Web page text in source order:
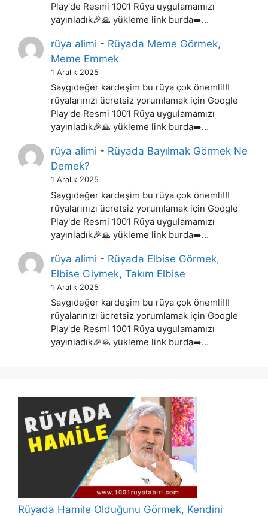
Play'de Resmi 1001 Rüya uygulamamızı
yayınladık🎉🙏 yükleme link burda➡️…
rüya alimi - Rüyada Meme Görmek,
Meme Emmek
1 Aralık 2025
Saygıdeğer kardeşim bu rüya çok önemli!!!
rüyalarınızı ücretsiz yorumlamak için Google
Play'de Resmi 1001 Rüya uygulamamızı
yayınladık🎉🙏 yükleme link burda➡️…
rüya alimi - Rüyada Bayılmak Görmek Ne
Demek?
1 Aralık 2025
Saygıdeğer kardeşim bu rüya çok önemli!!!
rüyalarınızı ücretsiz yorumlamak için Google
Play'de Resmi 1001 Rüya uygulamamızı
yayınladık🎉🙏 yükleme link burda➡️…
rüya alimi - Rüyada Elbise Görmek,
Elbise Giymek, Takım Elbise
1 Aralık 2025
Saygıdeğer kardeşim bu rüya çok önemli!!!
rüyalarınızı ücretsiz yorumlamak için Google
Play'de Resmi 1001 Rüya uygulamamızı
yayınladık🎉🙏 yükleme link burda➡️…
Rüyada Hamile Olduğunu Görmek, Kendini